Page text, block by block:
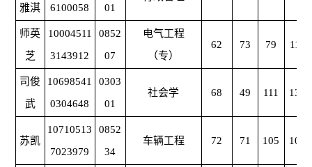
雅淇 6100058 01
师英
芝
10004511
3143912
0852
07
电气工程
（专）
62 73 79 111
司俊
武
10698541
0304648
0303
01
社会学 68 49 111 134
苏凯
10710513
7023979
0852
34
车辆工程 72 71 105 103